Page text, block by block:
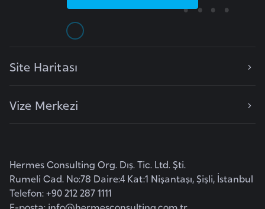
Site Haritası
Vize Merkezi
Hermes Consulting Org. Dış. Tic. Ltd. Şti.
Rumeli Cad. No:78 Daire:4 Kat:1 Nişantaşı, Şişli, İstanbul
Telefon: +90 212 287 1111
n
D
m
a
r